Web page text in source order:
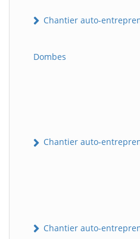
Chantier auto-
Dombes
Chantier auto-
Chantier auto-